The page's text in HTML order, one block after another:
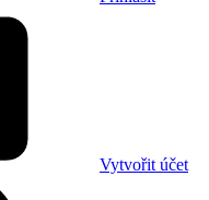
Vytvořit účet